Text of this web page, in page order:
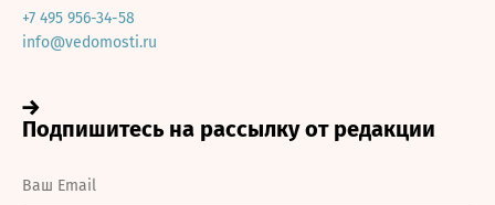
+7 495 956-34-58
info@vedomosti.ru